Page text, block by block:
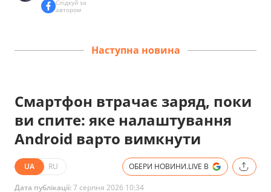
Слідкуй за
автором
Наступна новина
Смартфон втрачає заряд, поки
ви спите: яке налаштування
Android варто вимкнути
UA RU ОБЕРИ НОВИНИ.LIVE В
Дата публікації:7 серпня 2026 10:34